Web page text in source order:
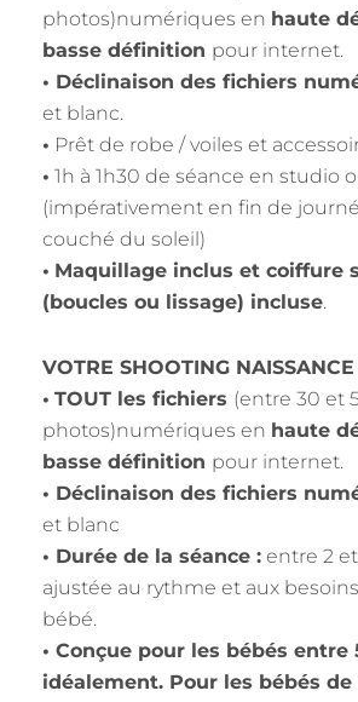
photos)numériques en haute
basse définition pour internet.
• Déclinaison des fichiers
et blanc.
• Prêt de robe / voiles et
• 1h à 1h30 de séance en studio
(impérativement en fin de
couché du soleil)
• Maquillage inclus et coiffure
(boucles ou lissage) incluse.
VOTRE SHOOTING NAISSANCE
• TOUT les fichiers (entre 30 et
photos)numériques en haute
basse définition pour internet.
• Déclinaison des fichiers
et blanc
• Durée de la séance : entre 2
ajustée au rythme et aux
bébé.
• Conçue pour les bébés entre
idéalement. Pour les bébés de